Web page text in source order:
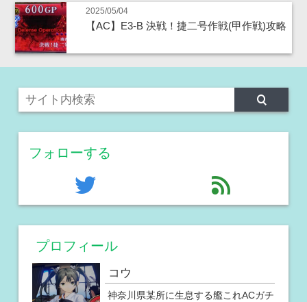
2025/05/04
【AC】E3-B 決戦！捷二号作戦(甲作戦)攻略
フォローする
twitter feed
プロフィール
コウ
神奈川県某所に生息する艦これACガチ